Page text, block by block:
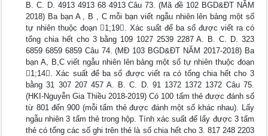
B. C. D. 4913 4913 68 4913 Câu 73. (Mã đề 102 BGD&ĐT NĂM
2018) Ba bạn A , B , C mỗi bạn viết ngẫu nhiên lên bảng một số
tự nhiên thuộc đoạn 1;19. Xác suất để ba số được viết ra có
tổng chia hết cho 3 bằng 109 1027 2539 2287 A. B. C. D. 323
6859 6859 6859 Câu 74. (MĐ 103 BGD&ĐT NĂM 2017-2018) Ba
bạn A, B,C viết ngẫu nhiên lên bảng một số tự nhiên thuộc đoạn
1;14. Xác suất để ba số được viết ra có tổng chia hết cho 3
bằng 31 307 207 457 A. B. C. D. 91 1372 1372 1372 Câu 75.
(HKI-Nguyễn Gia Thiều 2018-2019) Có 100 tấm thẻ được đánh số
từ 801 đến 900 (mỗi tấm thẻ được đánh một số khác nhau). Lấy
ngẫu nhiên 3 tấm thẻ trong hộp. Tính xác suất để lấy được 3 tấm
thẻ có tổng các số ghi trên thẻ là số chia hết cho 3. 817 248 2203